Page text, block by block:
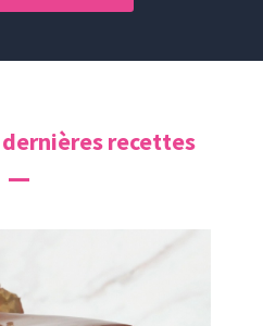
recettes